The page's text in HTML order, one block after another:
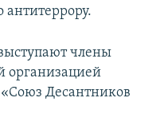
антитеррору.
члены
организацией
Десантников